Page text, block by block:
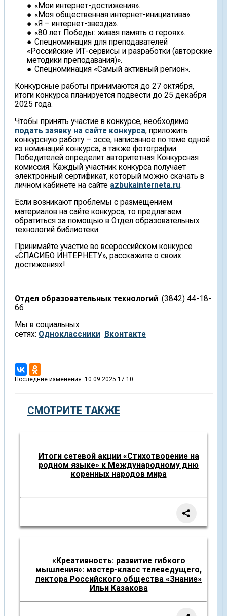
«Мои интернет-достижения».
«Моя общественная интернет-инициатива».
«Я – интернет-звезда».
«80 лет Победы: живая память о героях».
Спецноминация для преподавателей
«Российские ИТ-сервисы и разработки (авторские
методики преподавания)».
Спецноминация «Самый активный регион».
Конкурсные работы принимаются до 27 октября,
итоги конкурса планируется подвести до 25 декабря
2025 года.
Чтобы принять участие в конкурсе, необходимо
подать заявку на сайте конкурса, приложить
конкурсную работу – эссе, написанное по теме одной
из номинаций конкурса, а также фотографии.
Победителей определит авторитетная Конкурсная
комиссия. Каждый участник конкурса получает
электронный сертификат, который можно скачать в
личном кабинете на сайте azbukainterneta.ru.
Если возникают проблемы с размещением
материалов на сайте конкурса, то предлагаем
обратиться за помощью в Отдел образовательных
технологий библиотеки.
Принимайте участие во всероссийском конкурсе
«СПАСИБО ИНТЕРНЕТУ», расскажите о своих
достижениях!
Отдел образовательных технологий: (3842) 44-18-
66
Мы в социальных
сетях: Одноклассники Вконтакте
Последние изменения: 10.09.2025 17:10
СМОТРИТЕ ТАКЖЕ
Итоги сетевой акции «Стихотворение на
родном языке» к Международному дню
коренных народов мира
«Креативность: развитие гибкого
мышления»: мастер-класс телеведущего,
лектора Российского общества «Знание»
Ильи Казакова